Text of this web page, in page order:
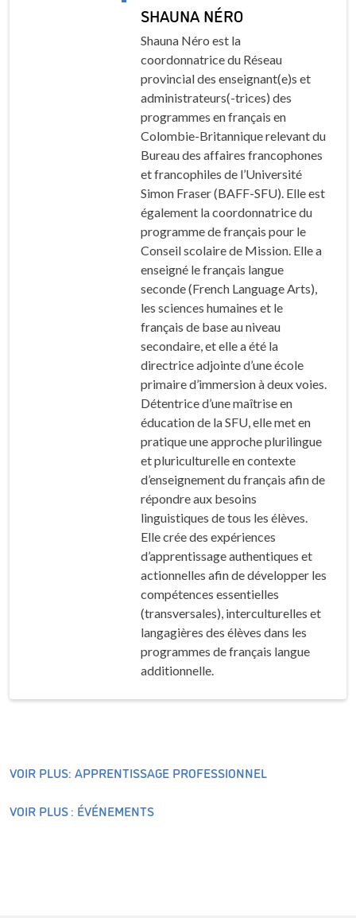
SHAUNA NÉRO
Shauna Néro est la
coordonnatrice du Réseau
provincial des enseignant(e)s et
administrateurs(-trices) des
programmes en français en
Colombie-Britannique relevant du
Bureau des affaires francophones
et francophiles de l’Université
Simon Fraser (BAFF-SFU). Elle est
également la coordonnatrice du
programme de français pour le
Conseil scolaire de Mission. Elle a
enseigné le français langue
seconde (French Language Arts),
les sciences humaines et le
français de base au niveau
secondaire, et elle a été la
directrice adjointe d’une école
primaire d’immersion à deux voies.
Détentrice d’une maîtrise en
éducation de la SFU, elle met en
pratique une approche plurilingue
et pluriculturelle en contexte
d’enseignement du français afin de
répondre aux besoins
linguistiques de tous les élèves.
Elle crée des expériences
d’apprentissage authentiques et
actionnelles afin de développer les
compétences essentielles
(transversales), interculturelles et
langagières des élèves dans les
programmes de français langue
additionnelle.
VOIR PLUS: APPRENTISSAGE PROFESSIONNEL
VOIR PLUS : ÉVÉNEMENTS